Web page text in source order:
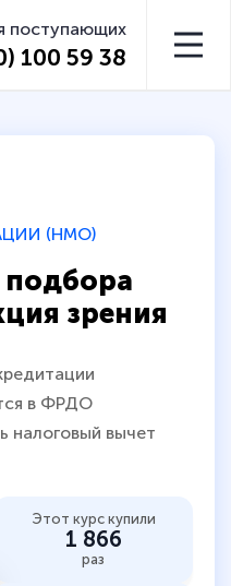
поступающих
100 59 38
(НМО)
подбора
зрения
в ФРДО
налоговый вычет
Этот курс купили
1 866
раз